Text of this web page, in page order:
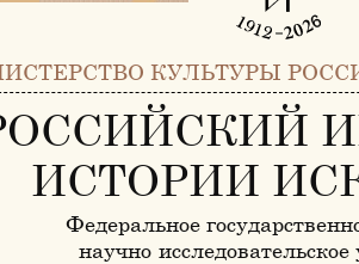
КУЛЬТУРЫ
ИСТОРИИ
Федеральное
научно-